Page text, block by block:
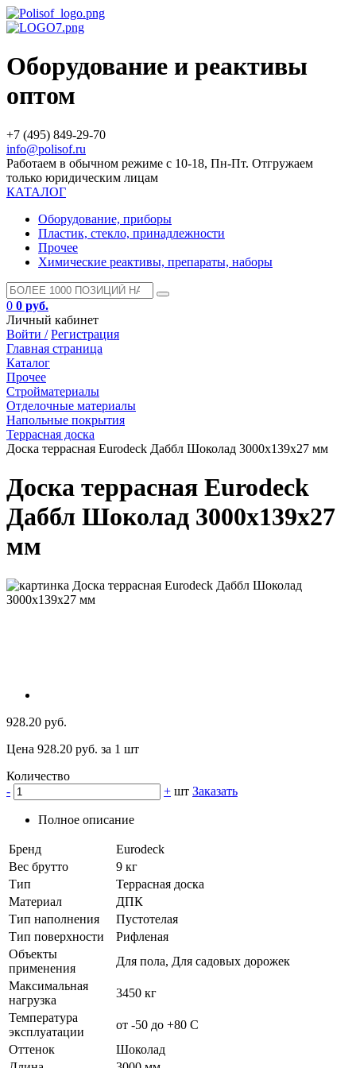
Оборудование и реактивы
оптом
+7 (495) 849-29-70
info@polisof.ru
Работаем в обычном режиме с 10-18, Пн-Пт. Отгружаем
только юридическим лицам
КАТАЛОГ
Оборудование, приборы
Пластик, стекло, принадлежности
Прочее
Химические реактивы, препараты, наборы
0 0 руб.
Личный кабинет
Войти / Регистрация
Главная страница
Каталог
Прочее
Стройматериалы
Отделочные материалы
Напольные покрытия
Террасная доска
Доска террасная Eurodeck Даббл Шоколад 3000х139х27 мм
Доска террасная Eurodeck
Даббл Шоколад 3000х139х27
мм
928.20 руб.
Цена 928.20 руб. за 1 шт
Количество
-
+ шт Заказать
Полное описание
Бренд
Eurodeck
Вес брутто
9 кг
Тип
Террасная доска
Материал
ДПК
Тип наполнения
Пустотелая
Тип поверхности
Рифленая
Объекты
применения
Для пола, Для садовых дорожек
Максимальная
нагрузка
3450 кг
Температура
эксплуатации
от -50 до +80 C
Оттенок
Шоколад